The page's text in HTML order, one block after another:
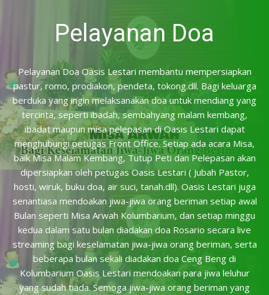
Pelayanan Doa
Pelayanan Doa Oasis Lestari membantu mempersiapkan
pastur, romo, prodiakon, pendeta, tokong.dll. Bagi keluarga
berduka yang ingin melaksanakan doa untuk mendiang yang
tercinta, seperti ibadah, sembahyang malam kembang,
ibadat maupun misa pelepasan di Oasis Lestari dapat
menghubungi petugas Front Office. Setiap ada acara Misa,
baik Misa Malam Kembang, Tutup Peti dan Pelepasan akan
dipersiapkan oleh petugas Oasis Lestari ( Jubah Pastor,
hosti, wiruk, buku doa, air suci, tanah.dll). Oasis Lestari juga
senantiasa mendoakan jiwa-jiwa orang beriman setiap awal
Bulan seperti Misa Arwah Kolumbarium, dan setiap minggu
kedua dalam satu bulan diadakan doa Rosario secara live
streaming bagi keselamatan jiwa-jiwa orang beriman, serta
beberapa bulan sekali diadakan doa Ceng Beng di
Kolumbarium Oasis Lestari mendoakan para jiwa leluhur
yang sudah tiada. Semoga jiwa-jiwa orang beriman yang